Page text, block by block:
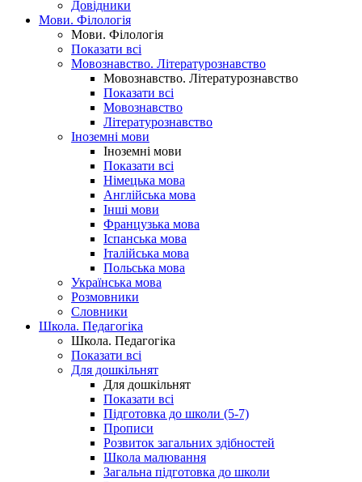
Довідники
Мови. Філологія
Мови. Філологія
Показати всі
Мовознавство. Літературознавство
Мовознавство. Літературознавство
Показати всі
Мовознавство
Літературознавство
Іноземні мови
Іноземні мови
Показати всі
Німецька мова
Англійська мова
Інші мови
Французька мова
Іспанська мова
Італійська мова
Польська мова
Українська мова
Розмовники
Словники
Школа. Педагогіка
Школа. Педагогіка
Показати всі
Для дошкільнят
Для дошкільнят
Показати всі
Підготовка до школи (5-7)
Прописи
Розвиток загальних здібностей
Школа малювання
Загальна підготовка до школи